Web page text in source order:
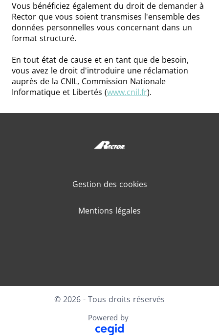
Vous bénéficiez également du droit de demander à
Rector que vous soient transmises l'ensemble des
données personnelles vous concernant dans un
format structuré.
En tout état de cause et en tant que de besoin,
vous avez le droit d'introduire une réclamation
auprès de la CNIL, Commission Nationale
Informatique et Libertés (www.cnil.fr).
Gestion des cookies
Mentions légales
© 2026 - Tous droits réservés
Powered by